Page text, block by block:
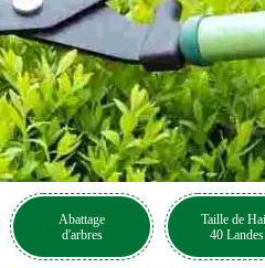
Abattage
d'arbres
Taille de
40 Landes